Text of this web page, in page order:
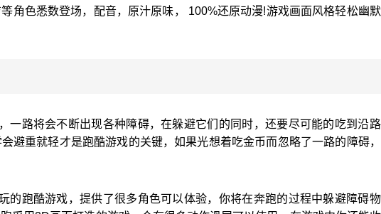
角色悉数登场，配音，原汁原味， 100%还原动漫!游戏画面风格轻松幽默
一路将会不断出现各种障碍，在躲避它们的同时，还要尽可能的吃到沿
避重就轻才是跑酷游戏的关键，如果光想着吃金币而忽略了一路的障碍
的跑酷游戏，提供了很多角色可以体验，你将在奔跑的过程中躲避障碍物